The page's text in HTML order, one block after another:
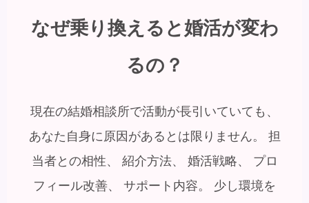
なぜ乗り換えると婚活が変わ
るの？
現在の結婚相談所で活動が長引いていても、
あなた自身に原因があるとは限りません。 担
当者との相性、 紹介方法、 婚活戦略、 プロ
フィール改善、 サポート内容。 少し環境を